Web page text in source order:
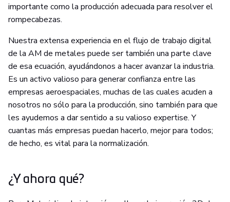
importante como la producción adecuada para resolver el
rompecabezas.
Nuestra extensa experiencia en el flujo de trabajo digital
de la AM de metales puede ser también una parte clave
de esa ecuación, ayudándonos a hacer avanzar la industria.
Es un activo valioso para generar confianza entre las
empresas aeroespaciales, muchas de las cuales acuden a
nosotros no sólo para la producción, sino también para que
les ayudemos a dar sentido a su valioso expertise. Y
cuantas más empresas puedan hacerlo, mejor para todos;
de hecho, es vital para la normalización.
¿Y ahora qué?